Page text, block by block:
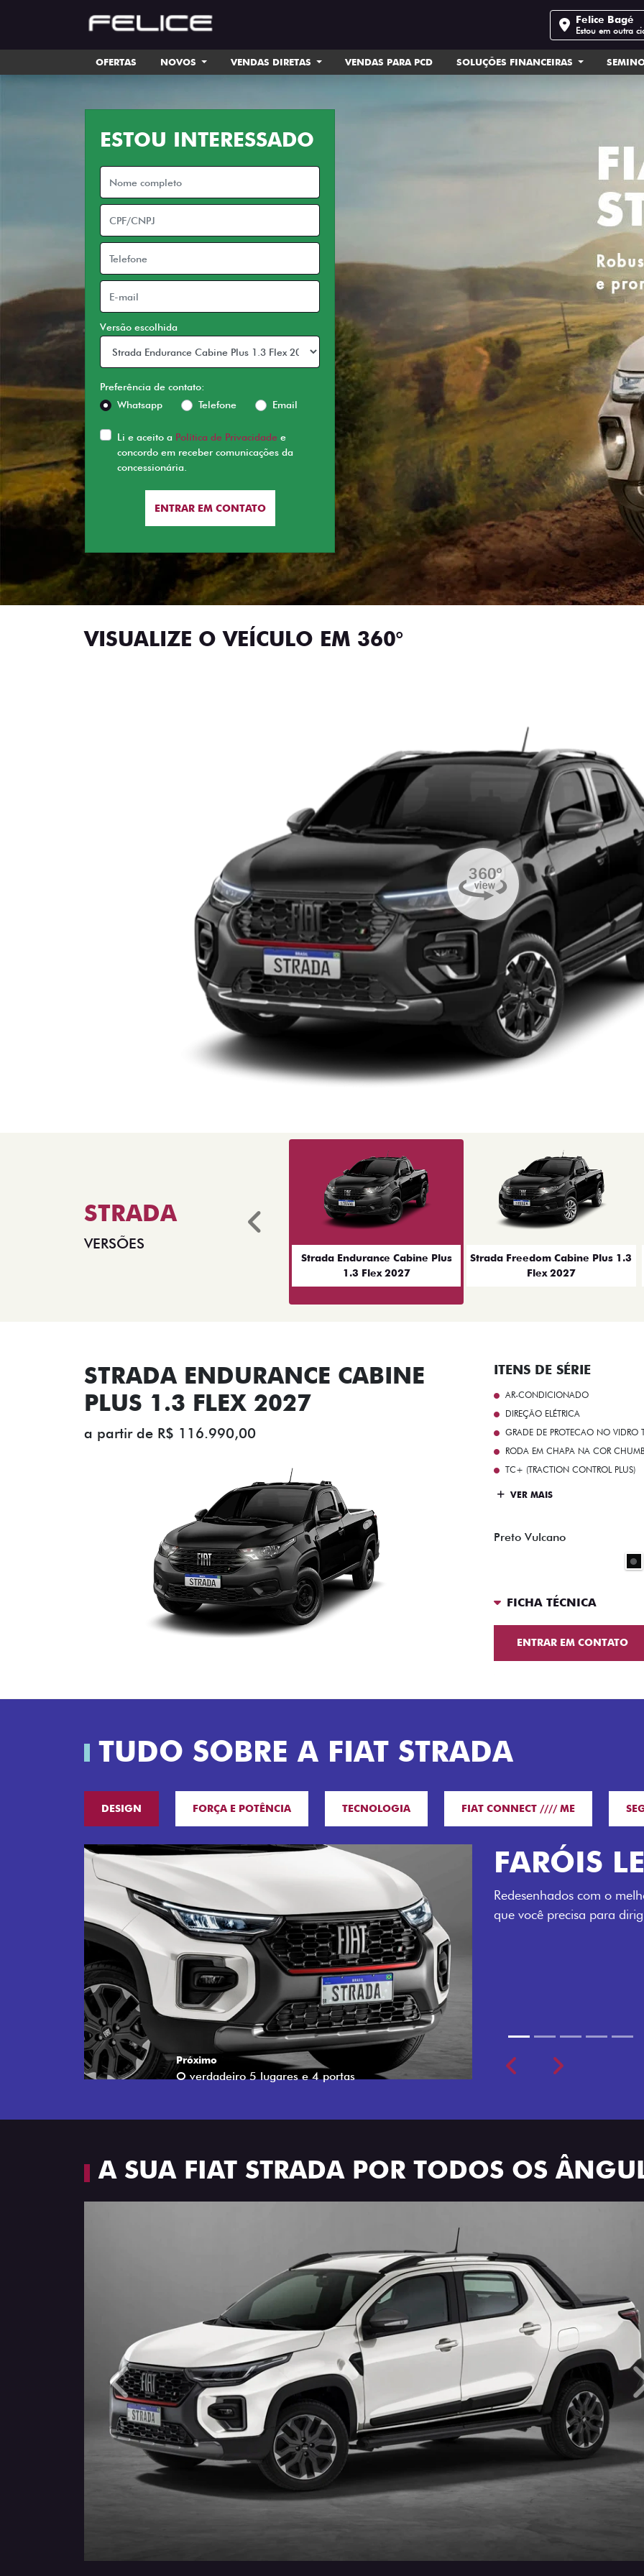
Felice Bagé
Estou em outra
OFERTAS NOVOS VENDAS DIRETAS VENDAS PARA PCD SOLUÇÕES FINANCEIRAS
ESTOU INTERESSADO
Versão escolhida
Preferência de contato:
Whatsapp
Telefone Email
Li e aceito a Política de Privacidade e
concordo em receber comunicações da
concessionária.
ENTRAR EM CONTATO
VISUALIZE O VEÍCULO EM 360°
STRADA
VERSÕES
Strada Endurance Cabine Plus
1.3 Flex 2027
Strada Freedom Cabine Plus 1.3
Flex 2027
Anterior
STRADA ENDURANCE CABINE
PLUS 1.3 FLEX 2027
a partir de R$ 116.990,00
ITENS DE SÉRIE
AR-CONDICIONADO
DIREÇÃO ELÉTRICA
GRADE DE PROTECAO NO VIDRO
RODA EM CHAPA NA COR
TC+ (TRACTION CONTROL PLUS)
VER MAIS
Preto Vulcano
FICHA TÉCNICA
ENTRAR EM CONTATO
TUDO SOBRE A FIAT STRADA
DESIGN FORÇA E POTÊNCIA TECNOLOGIA FIAT CONNECT //// ME
O
LUGARES
Próximo
Espaço e conforto
PreviousNext
A SUA FIAT STRADA POR TODOS OS
Anterior